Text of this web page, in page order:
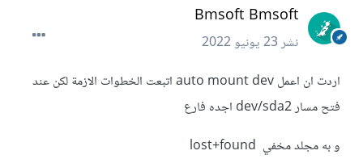
Bmsoft Bmsoft
نشر23 يونيو 2022
اردت ان اعمل auto mount dev اتبعت الخطوات الازمة لكن عند
فتح مسار dev/sda2 اجده فارع
و به مجلد مخفي lost+found